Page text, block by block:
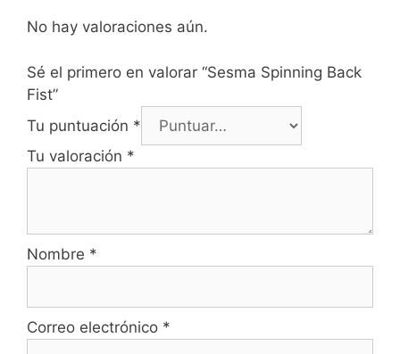
No hay valoraciones aún.
Sé el primero en valorar “Sesma Spinning Back
Fist”
Tu puntuación *
Tu valoración *
Nombre *
Correo electrónico *